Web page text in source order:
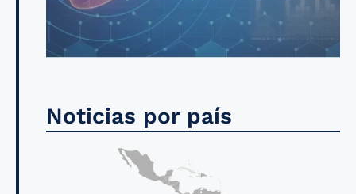
Noticias por país